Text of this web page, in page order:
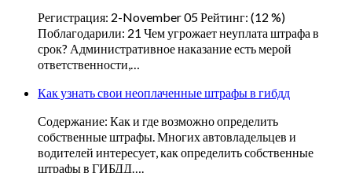
Регистрация: 2-November 05 Рейтинг: (12 %)
Поблагодарили: 21 Чем угрожает неуплата штрафа в
срок? Административное наказание есть мерой
ответственности,…
Как узнать свои неоплаченные штрафы в гибдд
Содержание: Как и где возможно определить
собственные штрафы. Многих автовладельцев и
водителей интересует, как определить собственные
штрафы в ГИБДД….